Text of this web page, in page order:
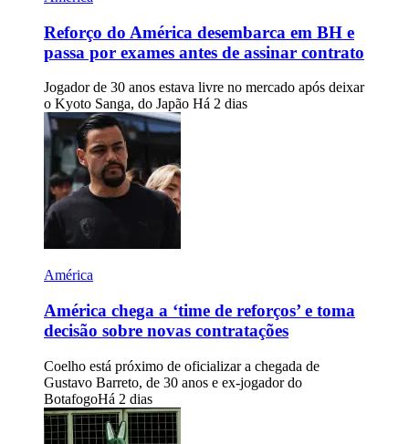
Reforço do América desembarca em BH e
passa por exames antes de assinar contrato
Jogador de 30 anos estava livre no mercado após deixar
o Kyoto Sanga, do Japão Há 2 dias
América
América chega a ‘time de reforços’ e toma
decisão sobre novas contratações
Coelho está próximo de oficializar a chegada de
Gustavo Barreto, de 30 anos e ex-jogador do
BotafogoHá 2 dias